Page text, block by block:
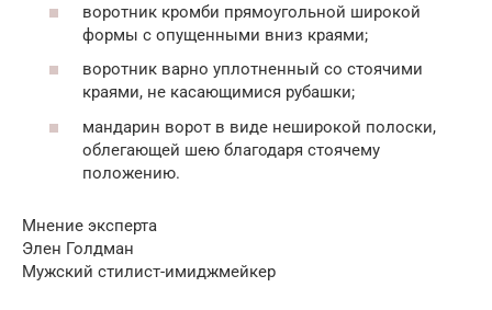
воротник кромби прямоугольной широкой
формы с опущенными вниз краями;
воротник варно уплотненный со стоячими
краями, не касающимися рубашки;
мандарин ворот в виде неширокой полоски,
облегающей шею благодаря стоячему
положению.
Мнение эксперта
Элен Голдман
Мужский стилист-имиджмейкер